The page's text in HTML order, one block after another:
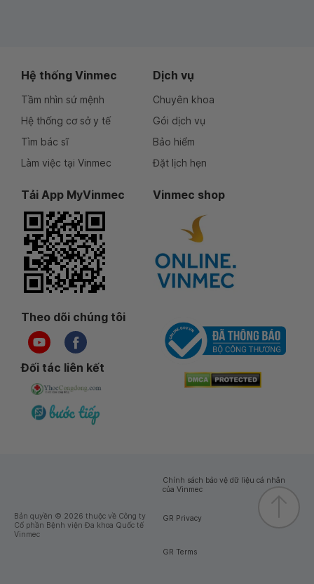
Hệ thống Vinmec
Tầm nhìn sứ mệnh
Hệ thống cơ sở y tế
Tìm bác sĩ
Làm việc tại Vinmec
Dịch vụ
Chuyên khoa
Gói dịch vụ
Bảo hiểm
Đặt lịch hẹn
Tải App MyVinmec Vinmec shop
Theo dõi chúng tôi
Đối tác liên kết
Bản quyền © 2026 thuộc về Công ty
Cổ phần Bệnh viện Đa khoa Quốc tế
Vinmec
Chính sách bảo vệ dữ liệu cá nhân
của Vinmec
GR Privacy
GR Terms